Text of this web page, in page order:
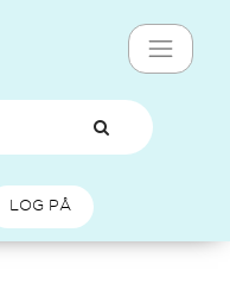
LOG PÅ